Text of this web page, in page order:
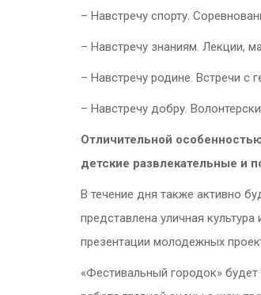
– Навстречу спорту.
– Навстречу знаниям. Лекции,
– Навстречу родине. Встречи с
– Навстречу добру.
Отличительной
детские развлекательные и
В течение дня также активно
представлена уличная
презентации молодежных
«Фестивальный городок»